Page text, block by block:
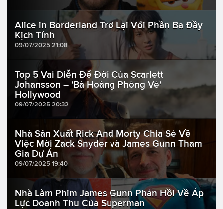
Alice in Borderland Trở Lại Với Phần Ba Đầy
Kịch Tính
09/07/2025 21:08
Top 5 Vai Diễn Để Đời Của Scarlett
Johansson – 'Bà Hoàng Phòng Vé'
Hollywood
09/07/2025 20:32
Nhà Sản Xuất Rick And Morty Chia Sẻ Về
Việc Mời Zack Snyder và James Gunn Tham
Gia Dự Án
09/07/2025 19:40
Nhà Làm Phim James Gunn Phản Hồi Về Áp
Lực Doanh Thu Của Superman